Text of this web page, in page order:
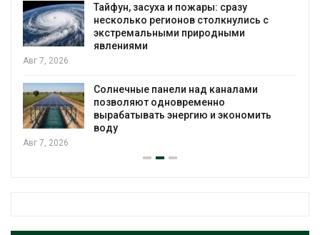
Тайфун, засуха и пожары: сразу
несколько регионов столкнулись с
экстремальными природными
явлениями
Авг 7, 2026
Солнечные панели над каналами
позволяют одновременно
вырабатывать энергию и экономить
воду
Авг 7, 2026